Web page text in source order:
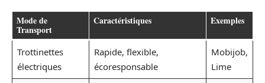
Mode de
Transport
Caractéristiques Exemples
Trottinettes
électriques
Rapide, flexible,
écoresponsable
Mobijob,
Lime